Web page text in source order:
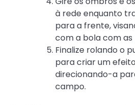
à rede enquanto
para a frente,
com a bola com as
Finalize rolando o
para criar um
direcionando-a
campo.